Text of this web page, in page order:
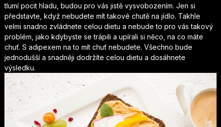
tlumí pocit hladu, budou pro vás jistě vysvobozením. Jen si
představte, když nebudete mít takové chutě na jídlo. Takhle
velmi snadno zvládnete celou dietu a nebude to pro vás takový
problém, jako kdybyste se trápili a upírali si něco, na co máte
chuť. S adipexem na to mít chuť nebudete. Všechno bude
jednodušší a snadněji dodržíte celou dietu a dosáhnete
výsledku.